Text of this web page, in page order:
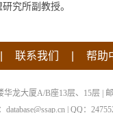
究所副教授。
联系我们 帮助
龙大厦A/B座13层、15层 |
| QQ：